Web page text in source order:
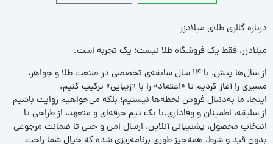
درباره گالری طلای میلادزر
میلادزر، فقط یک فروشگاه طلا نیست؛ یک تجربه‌ است.
از سال‌ها پیش، با ۱۴ سال سابقه‌ی تخصصی در صنعت طلا و جواهر،
مسیری را آغاز کردیم تا «اعتماد» را با «زیبایی» ترکیب کنیم.
اینجا، ما به‌دنبال فروش لحظه‌ها نیستیم؛ بلکه می‌خواهیم روایت باشیم
از سلیقه، اطمینان و وفاداری.با یک تیم حرفه‌ای و متعهد، از طراحی تا
انتخاب محصول، پشتیبانی آنلاین، ارسال امن و حتی تا ضمانت مرجوعی
بدون قید و شرط، همه‌چیز طوری برنامه‌ریزی شده که خیال شما راحت